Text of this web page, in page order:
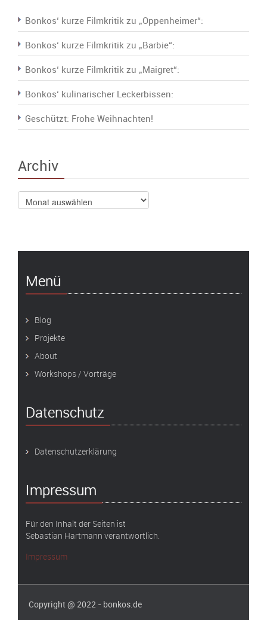
Bonkos‘ kurze Filmkritik zu „Oppenheimer“:
Bonkos‘ kurze Filmkritik zu „Barbie“:
Bonkos‘ kurze Filmkritik zu „Maigret“:
Bonkos‘ kulinarischer Leckerbissen:
Geschützt: Frohe Weihnachten!
Archiv
Archiv
Menü
Blog
Projekte
About
Workshops / Vorträge
Datenschutz
Datenschutzerklärung
Impressum
Für den Inhalt der Seiten ist
Sebastian Hartmann verantwortlich.
Impressum
Copyright @ 2022 - bonkos.de